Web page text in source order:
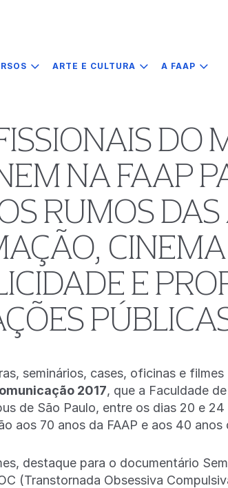
ARTE E CULTURA A FAAP
DO
NA FAAP
RUMOS
E
seminários, cases, oficinas e
2017, que a Faculdade
de São Paulo, entre os dias 20 e
aos 70 anos da FAAP e aos 40 anos
destaque para o documentário
(Transtornada Obsessiva